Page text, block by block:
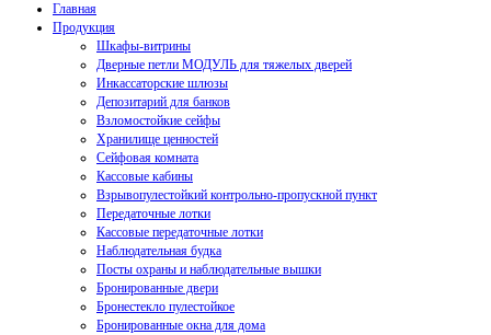
Главная
Продукция
Шкафы-витрины
Дверные петли МОДУЛЬ для тяжелых дверей
Инкассаторские шлюзы
Депозитарий для банков
Взломостойкие сейфы
Хранилище ценностей
Сейфовая комната
Кассовые кабины
Взрывопулестойкий контрольно-пропускной пункт
Передаточные лотки
Кассовые передаточные лотки
Наблюдательная будка
Посты охраны и наблюдательные вышки
Бронированные двери
Бронестекло пулестойкое
Бронированные окна для дома